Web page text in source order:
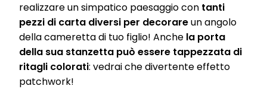
realizzare un simpatico paesaggio con tanti
pezzi di carta diversi per decorareun angolo
della cameretta di tuo figlio! Anche la porta
della sua stanzetta può essere tappezzata di
ritagli colorati: vedrai che divertente effetto
patchwork!